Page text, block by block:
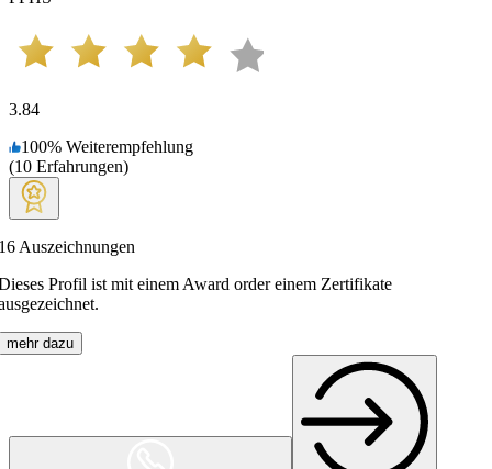
3.84
100% Weiterempfehlung
(10 Erfahrungen)
Auszeichnungen
Profil ist mit einem Award order einem Zertifikate
mehr dazu